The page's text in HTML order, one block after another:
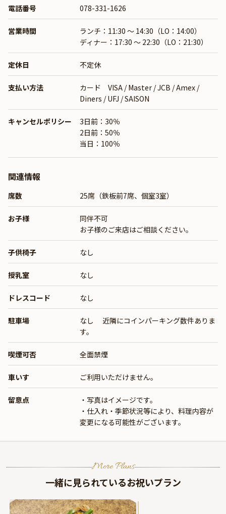
電話番号 078-331-1626
営業時間
ランチ：11:30 ～ 14:30（LO：14:00）
ディナー：17:30 ～ 22:30（LO：21:30）
定休日 不定休
支払い方法
カード VISA / Master / JCB / Amex /
Diners / UFJ / SAISON
キャンセルポリシー
3日前：30％
2日前：50％
当日：100％
関連情報
席数 25席（鉄板前7席、個室3室）
お子様
同伴不可
お子様のご来店はご相談ください。
子供椅子 なし
授乳室 なし
ドレスコード なし
駐車場
なし 近隣にコインパーキング数件ありま
す。
喫煙可否 全面禁煙
車いす ご利用いただけません。
留意点
・写真はイメージです。
・仕入れ・季節状況等により、料理内容が
変更になる可能性がございます。
More Plans
一緒に見られているお祝いプラン